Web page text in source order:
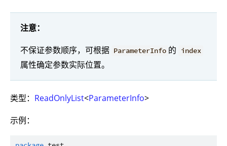
注意：
不保证参数顺序，可根据 ParameterInfo 的 index
属性确定参数实际位置。
类型： ReadOnlyList<ParameterInfo>
示例：